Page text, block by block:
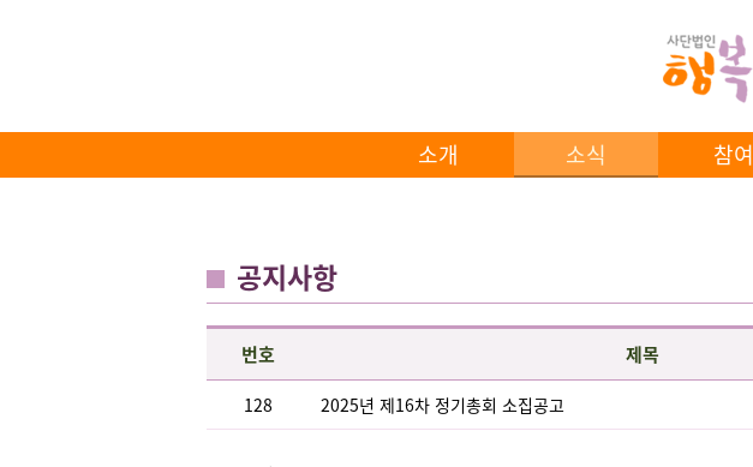
소개 소식 참여
공지사항
번호 제목
128 2025년 제16차 정기총회 소집공고